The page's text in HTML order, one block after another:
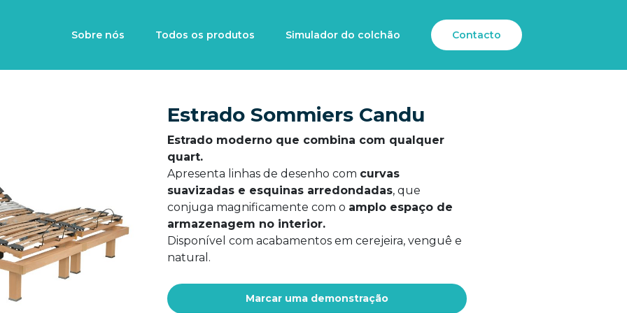
Sobre nós Todos os produtos Simulador do colchão Contacto
Estrado Sommiers Candu
Estrado moderno que combina com qualquer
quart.
Apresenta linhas de desenho com curvas
suavizadas e esquinas arredondadas, que
conjuga magnificamente com o amplo espaço de
armazenagem no interior.
Disponível com acabamentos em cerejeira, venguê e
natural.
Marcar uma demonstração